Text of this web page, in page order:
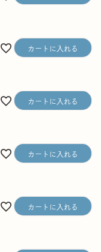
カートに入れる
カートに入れる
カートに入れる
カートに入れる